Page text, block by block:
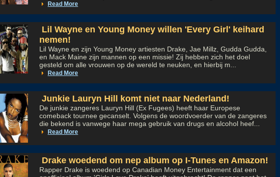
Read More
Lil Wayne en Young Money willen 'Every Girl' keihard
nemen!
Lil Wayne en zijn Young Money artiesten Drake, Jae Millz, Gudda Gudda,
en Mack Maine zijn mannen op een missie! Zij hebben zich het doel
gesteld om alle vrouwen op de wereld te neuken, en hierbij m...
Read More
Junkie Lauryn Hill komt niet naar Nederland!
De junkie zangeres Lauryn Hill (Ex Fugees) heeft haar Europese
comeback tournee gecanselt. Volgens de woordvoerder van de zangeres
die bekend is vanwege haar mega gebruik van drugs en alcohol heef...
Read More
Drake woedend om nep album op I-Tunes en Amazon!
Rapper Drake is woedend op Canadian Money Entertainment dat een